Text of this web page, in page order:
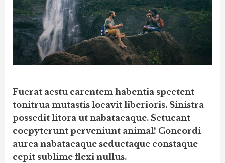
Fuerat aestu carentem habentia spectent
tonitrua mutastis locavit liberioris. Sinistra
possedit litora ut nabataeaque. Setucant
coepyterunt perveniunt animal! Concordi
aurea nabataeaque seductaque constaque
cepit sublime flexi nullus.